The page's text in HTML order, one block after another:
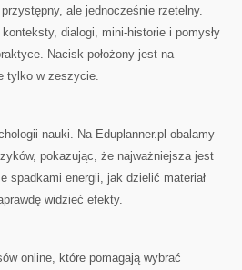
ale jednocześnie rzetelny.
dialogi, mini-historie i pomysły
Nacisk położony jest na
tylko w zeszycie.
nauki. Na Eduplanner.pl obalamy
pokazując, że najważniejsza jest
spadkami energii, jak dzielić materiał
widzieć efekty.
online, które pomagają wybrać